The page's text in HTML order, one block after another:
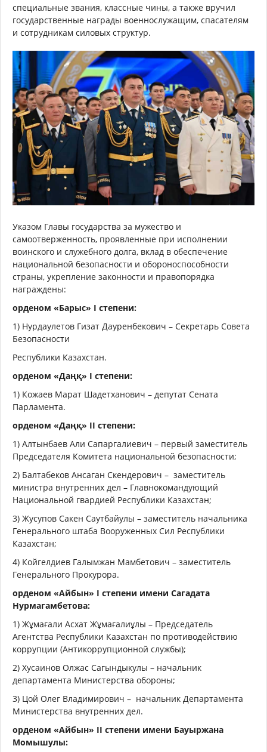
специальные звания, классные чины, а также вручил
государственные награды военнослужащим, спасателям
и сотрудникам силовых структур.
Указом Главы государства за мужество и
самоотверженность, проявленные при исполнении
воинского и служебного долга, вклад в обеспечение
национальной безопасности и обороноспособности
страны, укрепление законности и правопорядка
награждены:
орденом «Барыс» I степени:
1) Нурдаулетов Гизат Дауренбекович – Секретарь Совета
Безопасности
Республики Казахстан.
орденом «Даңқ» I степени:
1) Кожаев Марат Шадетханович – депутат Сената
Парламента.
орденом «Даңқ» II степени:
1) Алтынбаев Али Сапаргалиевич – первый заместитель
Председателя Комитета национальной безопасности;
2) Балтабеков Ансаган Скендерович – заместитель
министра внутренних дел – Главнокомандующий
Национальной гвардией Республики Казахстан;
3) Жусупов Сакен Саутбайулы – заместитель начальника
Генерального штаба Вооруженных Сил Республики
Казахстан;
4) Койгелдиев Галымжан Мамбетович – заместитель
Генерального Прокурора.
орденом «Айбын» I степени имени Сагадата
Нурмагамбетова:
1) Жұмағали Асхат Жұмағалиұлы – Председатель
Агентства Республики Казахстан по противодействию
коррупции (Антикоррупционной службы);
2) Хусаинов Олжас Сагындыкулы – начальник
департамента Министерства обороны;
3) Цой Олег Владимирович – начальник Департамента
Министерства внутренних дел.
орденом «Айбын» II степени имени Бауыржана
Момышулы: